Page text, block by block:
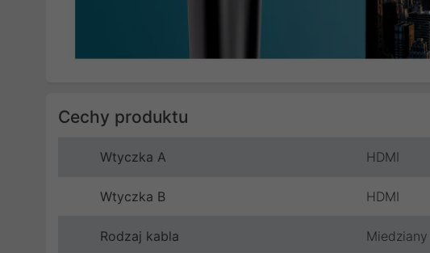
Cechy produktu
Wtyczka A HDMI
Wtyczka B HDMI
Rodzaj kabla Miedziany